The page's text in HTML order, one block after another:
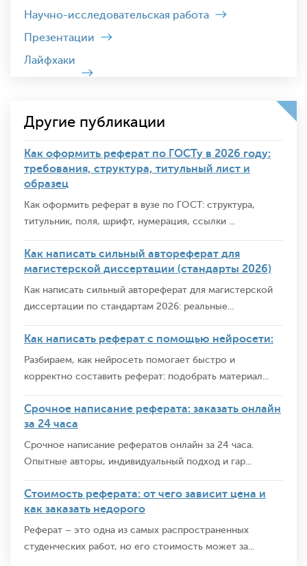
Научно-исследовательская работа
Презентации
Лайфхаки
Другие публикации
Как оформить реферат по ГОСТу в 2026 году:
требования, структура, титульный лист и
образец
Как оформить реферат в вузе по ГОСТ: структура,
титульник, поля, шрифт, нумерация, ссылки ...
Как написать сильный автореферат для
магистерской диссертации (стандарты 2026)
Как написать сильный автореферат для магистерской
диссертации по стандартам 2026: реальные...
Как написать реферат с помощью нейросети:
Разбираем, как нейросеть помогает быстро и
корректно составить реферат: подобрать материал...
Срочное написание реферата: заказать онлайн
за 24 часа
Срочное написание рефератов онлайн за 24 часа.
Опытные авторы, индивидуальный подход и гар...
Стоимость реферата: от чего зависит цена и
как заказать недорого
Реферат – это одна из самых распространенных
студенческих работ, но его стоимость может за...